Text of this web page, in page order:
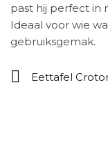
past hij perfect in
Ideaal voor wie
gebruiksgemak.
Eettafel